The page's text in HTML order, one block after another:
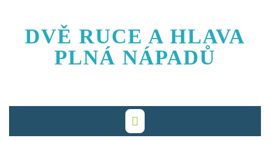
content
DVĚ RUCE A HLAVA
PLNÁ NÁPADŮ